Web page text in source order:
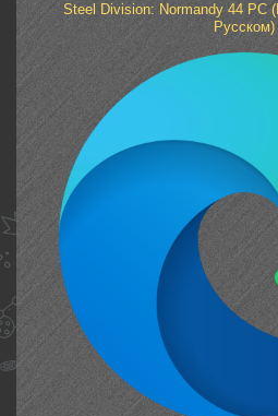
Steel Division: Normandy 44 PC
Русском)